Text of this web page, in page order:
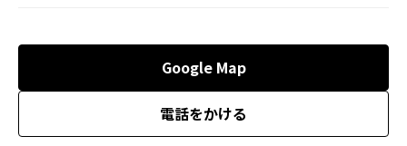
Google Map
電話をかける